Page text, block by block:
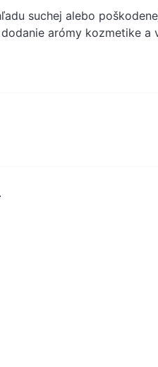
suchej alebo
arómy kozmetike